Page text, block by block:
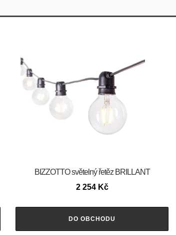
BIZZOTTO světelný řetěz BRILLANT
2 254 Kč
DO OBCHODU